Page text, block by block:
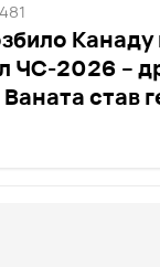
Канаду
ЧС-2026 –
Ваната став
481